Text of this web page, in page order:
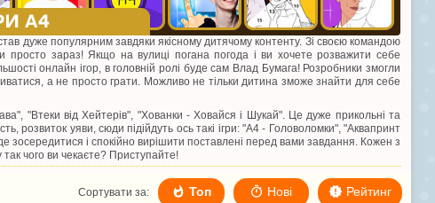
дуже популярним завдяки якісному дитячому контенту. Зі своєю командою
просто зараз! Якщо на вулиці погана погода і ви хочете розважити себе
онлайн ігор, в головній ролі буде сам Влад Бумага! Розробники змогли
а не просто грати. Можливо не тільки дитина зможе знайти для себе
"Втеки від Хейтерів", "Хованки - Ховайся і Шукай". Це дуже прикольні та
розвиток уяви, сюди підійдуть ось такі ігри: "А4 - Головоломки", "Аквапринт
і спокійно вирішити поставлені перед вами завдання. Кожен з
чого ви чекаєте? Приступайте!
Сортувати за: Топ Нові Рейтинг